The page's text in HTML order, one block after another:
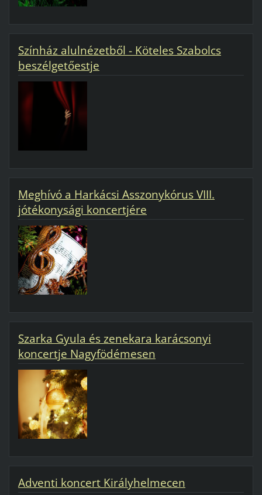
Színház alulnézetből - Köteles Szabolcs
beszélgetőestje
Meghívó a Harkácsi Asszonykórus VIII.
jótékonysági koncertjére
Szarka Gyula és zenekara karácsonyi
koncertje Nagyfödémesen
Adventi koncert Királyhelmecen